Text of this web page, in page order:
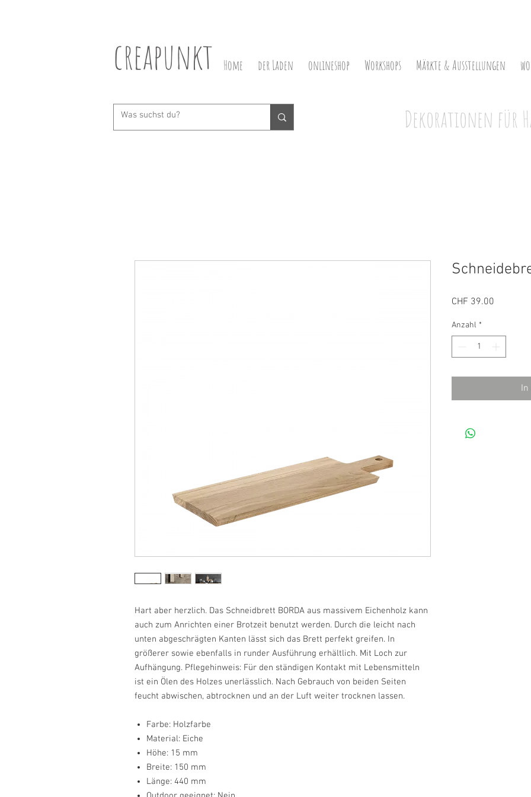
creapunkt Home der Laden onlineshop Workshops Märkte & Ausstellungen
Dekorationen für
Hart aber herzlich. Das Schneidbrett BORDA aus massivem Eichenholz kann
auch zum Anrichten einer Brotzeit benutzt werden. Durch die leicht nach
unten abgeschrägten Kanten lässt sich das Brett perfekt greifen. In
größerer sowie ebenfalls in runder Ausführung erhältlich. Mit Loch zur
Aufhängung. Pflegehinweis: Für den ständigen Kontakt mit Lebensmitteln
ist ein Ölen des Holzes unerlässlich. Nach Gebrauch von beiden Seiten
feucht abwischen, abtrocknen und an der Luft weiter trocknen lassen.
Farbe: Holzfarbe
Material: Eiche
Höhe: 15 mm
Breite: 150 mm
Länge: 440 mm
CHF 39.00
Anzahl *
In